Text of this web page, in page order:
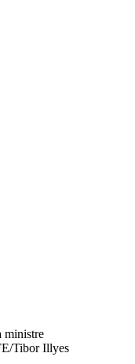
ministre
Tibor Illyes